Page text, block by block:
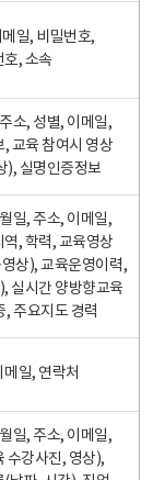
일, 비밀번호,
호, 소속
소, 성별, 이메일,
교육 참여시 영상
), 실명인증정보
일, 주소, 이메일,
, 학력, 교육영상
상), 교육운영이력,
실시간 양방향교육
, 주요지도 경력
일, 연락처
일, 주소, 이메일,
수강사진, 영상),